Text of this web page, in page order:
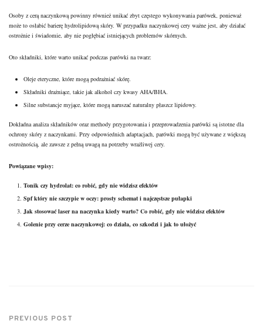
Osoby z cerą naczynkową powinny również unikać zbyt częstego wykonywania parówek, ponieważ
może to osłabić barierę hydrolipidową skóry. W przypadku naczynkowej cery ważne jest, aby działać
ostrożnie i świadomie, aby nie pogłębiać istniejących problemów skórnych.
Oto składniki, które warto unikać podczas parówki na twarz:
Oleje eteryczne, które mogą podrażniać skórę.
Składniki drażniące, takie jak alkohol czy kwasy AHA/BHA.
Silne substancje myjące, które mogą naruszać naturalny płaszcz lipidowy.
Dokładna analiza składników oraz methody przygotowania i przeprowadzenia parówki są istotne dla
ochrony skóry z naczynkami. Przy odpowiednich adaptacjach, parówki mogą być używane z większą
ostrożnością, ale zawsze z pełną uwagą na potrzeby wrażliwej cery.
Powiązane wpisy:
Tonik czy hydrolat: co robić, gdy nie widzisz efektów
Spf który nie szczypie w oczy: prosty schemat i najczęstsze pułapki
Jak stosować laser na naczynka kiedy warto? Co robić, gdy nie widzisz efektów
Golenie przy cerze naczynkowej: co działa, co szkodzi i jak to ułożyć
PREVIOUS POST